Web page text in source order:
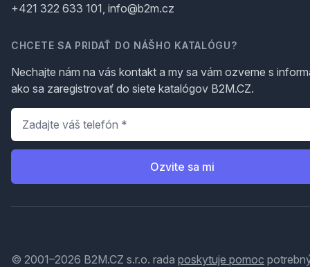
+421 322 633 101, info@b2m.cz
CHCETE SA PRIDAŤ DO NÁŠHO KATALÓGU?
Nechajte nám na vás kontakt a my sa vám ozveme s
ako sa zaregistrovať do siete katalógov B2M.CZ.
Telefón
Ozvite sa mi
© 2001–2026 B2M.CZ s.r.o. rada poskytuje pomoc